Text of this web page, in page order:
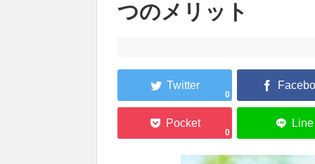
つのメリット
0
0